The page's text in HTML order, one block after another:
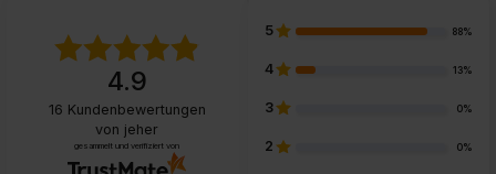
4.9
16 Kundenbewertungen
von jeher
gesammelt und verifiziert von
5 88%
4 13%
3 0%
2 0%